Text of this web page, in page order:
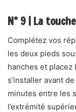
N° 9 | La
Complétez vos
les deux pieds
hanches et placez
s’installer avant
minutes entre les
l’extrémité